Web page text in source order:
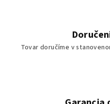
Tovar doručíme v